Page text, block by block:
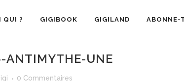
QUI ? GIGIBOOK GIGILAND ABONNE-
ANTIMYTHE-UNE
0 Commentaires